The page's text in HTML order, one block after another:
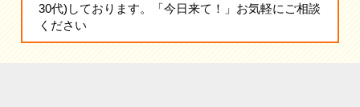
30代)しております。「今日来て！」お気軽にご相談
ください